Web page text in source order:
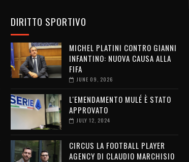
DIRITTO SPORTIVO
MICHEL PLATINI CONTRO GIANNI
INFANTINO: NUOVA CAUSA ALLA
FIFA
JUNE 09, 2026
L'EMENDAMENTO MULÉ È STATO
APPROVATO
JULY 12, 2024
CIRCUS LA FOOTBALL PLAYER
AGENCY DI CLAUDIO MARCHISIO